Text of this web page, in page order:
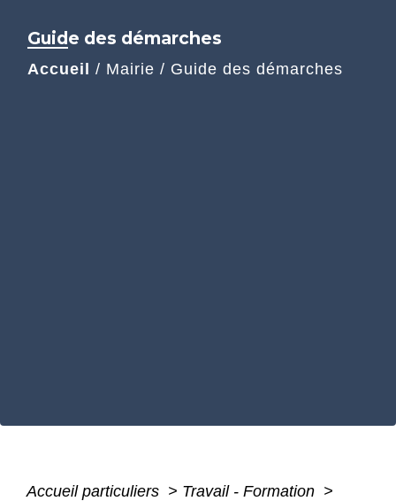
Guide des démarches
Accueil / Mairie / Guide des démarches
Accueil particuliers > Travail - Formation >